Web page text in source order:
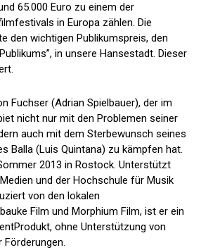
65.000 Euro zu einem der
in Europa zählen. Die
den wichtigen Publikumspreis, den
in unsere Hansestadt. Dieser
Fuchser (Adrian Spielbauer), der im
nicht nur mit den Problemen seiner
auch mit dem Sterbewunsch seines
Balla (Luis Quintana) zu kämpfen hat.
2013 in Rostock. Unterstützt
und der Hochschule für Musik
von den lokalen
Film und Morphium Film, ist er ein
ohne Unterstützung von